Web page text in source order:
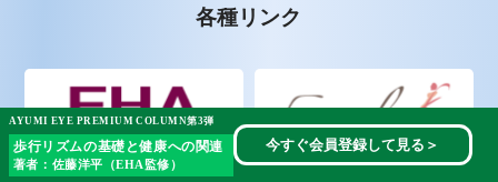
各種リンク
AYUMI EYE PREMIUM COLUMN第3弾
歩行リズムの基礎と健康への関連
著者：佐藤洋平（EHA監修）
今すぐ会員登録して見る ＞